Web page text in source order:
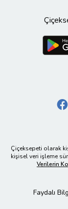
Çiçeksepeti olarak
kişisel veri işleme
Verilerin
Faydalı